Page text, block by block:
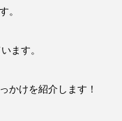
。
ます。
かけを紹介します！